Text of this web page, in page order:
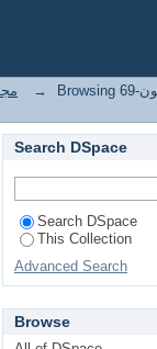
→
Browsing 69-العدد التاسع والستون
Search DSpace
Search DSpace
This Collection
Advanced Search
Browse